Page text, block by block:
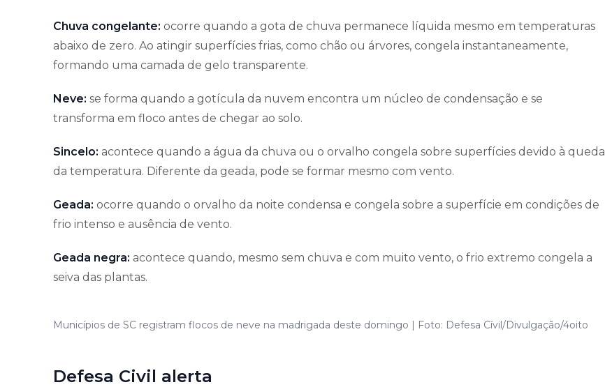
Chuva congelante: ocorre quando a gota de chuva permanece líquida mesmo em temperaturas
abaixo de zero. Ao atingir superfícies frias, como chão ou árvores, congela instantaneamente,
formando uma camada de gelo transparente.
Neve: se forma quando a gotícula da nuvem encontra um núcleo de condensação e se
transforma em floco antes de chegar ao solo.
Sincelo: acontece quando a água da chuva ou o orvalho congela sobre superfícies devido à queda
da temperatura. Diferente da geada, pode se formar mesmo com vento.
Geada: ocorre quando o orvalho da noite condensa e congela sobre a superfície em condições de
frio intenso e ausência de vento.
Geada negra: acontece quando, mesmo sem chuva e com muito vento, o frio extremo congela a
seiva das plantas.
Municípios de SC registram flocos de neve na madrigada deste domingo | Foto: Defesa Cívil/Divulgação/4oito
Defesa Civil alerta